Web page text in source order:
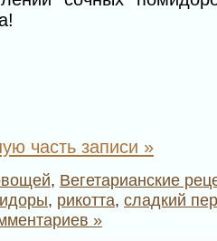
часть записи »
, Вегетарианские
, рикотта, сладкий
»